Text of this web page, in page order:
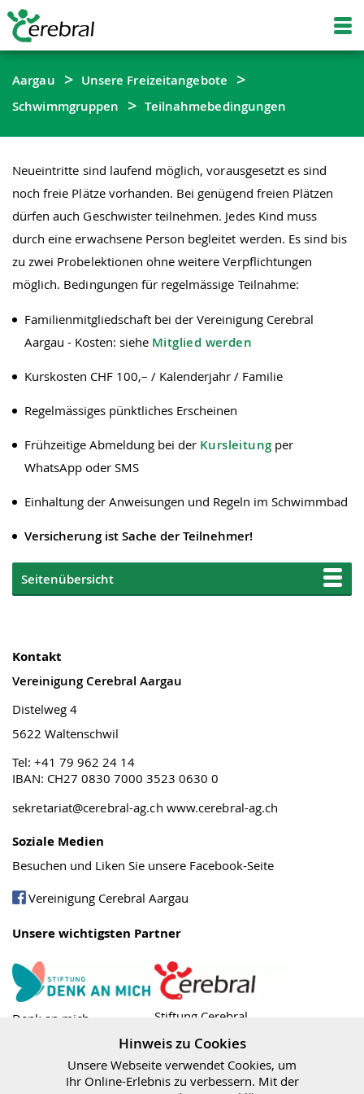
Aargau
Unsere Freizeitangebote
Schwimmgruppen
Teilnahmebedingungen
Neueintritte sind laufend möglich, vorausgesetzt es sind
noch freie Plätze vorhanden. Bei genügend freien Plätzen
dürfen auch Geschwister teilnehmen. Jedes Kind muss
durch eine erwachsene Person begleitet werden. Es sind bis
zu zwei Probelektionen ohne weitere Verpflichtungen
möglich. Bedingungen für regelmässige Teilnahme:
Familienmitgliedschaft bei der Vereinigung Cerebral
Aargau - Kosten: siehe Mitglied werden
Kurskosten CHF 100,– / Kalenderjahr / Familie
Regelmässiges pünktliches Erscheinen
Frühzeitige Abmeldung bei der Kursleitung per
WhatsApp oder SMS
Einhaltung der Anweisungen und Regeln im Schwimmbad
Versicherung ist Sache der Teilnehmer!
Seitenübersicht
Kontakt
Vereinigung Cerebral Aargau
Distelweg 4
5622 Waltenschwil
Tel: +41 79 962 24 14
IBAN: CH27 0830 7000 3523 0630 0
sekretariat@cerebral-ag.ch www.cerebral-ag.ch
Soziale Medien
Besuchen und Liken Sie unsere Facebook-Seite
Vereinigung Cerebral Aargau
Unsere wichtigsten Partner
Denk an mich Stiftung Cerebral
Hinweis zu Cookies
Unsere Webseite verwendet Cookies, um
Ihr Online-Erlebnis zu verbessern. Mit der